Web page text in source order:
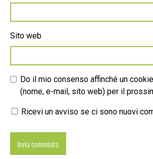
Sito web
Do il mio consenso affinché un
(nome, e-mail, sito web) per il
Ricevi un avviso se ci sono nuovi